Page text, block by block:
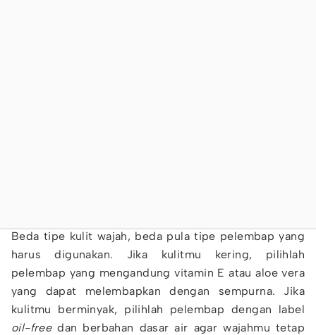
Beda tipe kulit wajah, beda pula tipe pelembap yang
harus digunakan. Jika kulitmu kering, pilihlah
pelembap yang mengandung vitamin E atau aloe vera
yang dapat melembapkan dengan sempurna. Jika
kulitmu berminyak, pilihlah pelembap dengan label
oil-freedan berbahan dasar air agar wajahmu tetap